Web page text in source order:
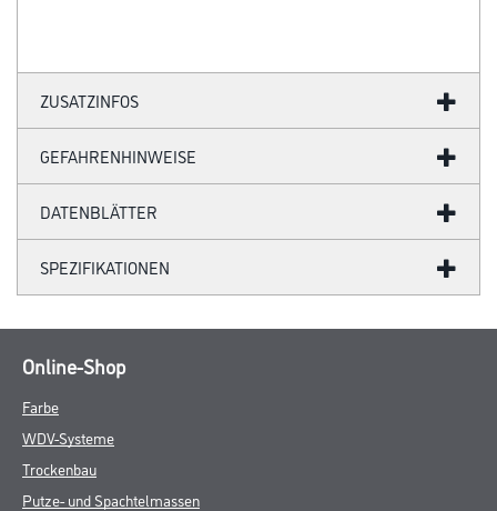
ZUSATZINFOS
GEFAHRENHINWEISE
DATENBLÄTTER
SPEZIFIKATIONEN
Online-Shop
Farbe
WDV-Systeme
Trockenbau
Putze- und Spachtelmassen